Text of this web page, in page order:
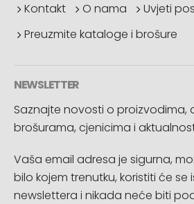
Kontakt
O nama Uvjeti
Preuzmite kataloge i brošure
NEWSLETTER
Saznajte novosti o proizvodima,
brošurama, cjenicima i
Vaša email adresa je sigurna,
bilo kojem trenutku, koristiti će se
newslettera i nikada neće biti